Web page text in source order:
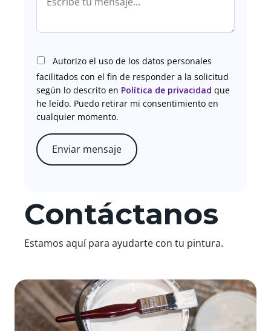
Autorizo el uso de los datos personales
facilitados con el fin de responder a la solicitud
según lo descrito en Política de privacidad que
he leído. Puedo retirar mi consentimiento en
cualquier momento.
Contáctanos
Estamos aquí para ayudarte con tu pintura.